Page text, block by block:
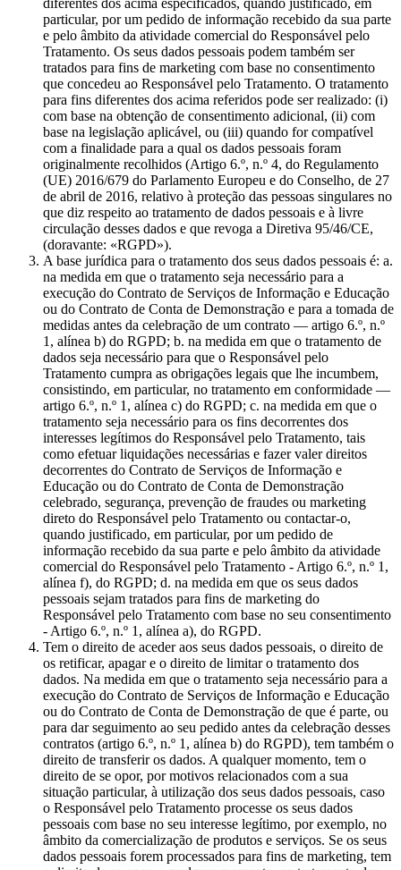
diferentes dos acima especificados, quando justificado, em
particular, por um pedido de informação recebido da sua parte
e pelo âmbito da atividade comercial do Responsável pelo
Tratamento. Os seus dados pessoais podem também ser
tratados para fins de marketing com base no consentimento
que concedeu ao Responsável pelo Tratamento. O tratamento
para fins diferentes dos acima referidos pode ser realizado: (i)
com base na obtenção de consentimento adicional, (ii) com
base na legislação aplicável, ou (iii) quando for compatível
com a finalidade para a qual os dados pessoais foram
originalmente recolhidos (Artigo 6.º, n.º 4, do Regulamento
(UE) 2016/679 do Parlamento Europeu e do Conselho, de 27
de abril de 2016, relativo à proteção das pessoas singulares no
que diz respeito ao tratamento de dados pessoais e à livre
circulação desses dados e que revoga a Diretiva 95/46/CE,
(doravante: «RGPD»).
A base jurídica para o tratamento dos seus dados pessoais é: a.
na medida em que o tratamento seja necessário para a
execução do Contrato de Serviços de Informação e Educação
ou do Contrato de Conta de Demonstração e para a tomada de
medidas antes da celebração de um contrato — artigo 6.º, n.º
1, alínea b) do RGPD; b. na medida em que o tratamento de
dados seja necessário para que o Responsável pelo
Tratamento cumpra as obrigações legais que lhe incumbem,
consistindo, em particular, no tratamento em conformidade —
artigo 6.º, n.º 1, alínea c) do RGPD; c. na medida em que o
tratamento seja necessário para os fins decorrentes dos
interesses legítimos do Responsável pelo Tratamento, tais
como efetuar liquidações necessárias e fazer valer direitos
decorrentes do Contrato de Serviços de Informação e
Educação ou do Contrato de Conta de Demonstração
celebrado, segurança, prevenção de fraudes ou marketing
direto do Responsável pelo Tratamento ou contactar-o,
quando justificado, em particular, por um pedido de
informação recebido da sua parte e pelo âmbito da atividade
comercial do Responsável pelo Tratamento - Artigo 6.º, n.º 1,
alínea f), do RGPD; d. na medida em que os seus dados
pessoais sejam tratados para fins de marketing do
Responsável pelo Tratamento com base no seu consentimento
- Artigo 6.º, n.º 1, alínea a), do RGPD.
Tem o direito de aceder aos seus dados pessoais, o direito de
os retificar, apagar e o direito de limitar o tratamento dos
dados. Na medida em que o tratamento seja necessário para a
execução do Contrato de Serviços de Informação e Educação
ou do Contrato de Conta de Demonstração de que é parte, ou
para dar seguimento ao seu pedido antes da celebração desses
contratos (artigo 6.º, n.º 1, alínea b) do RGPD), tem também o
direito de transferir os dados. A qualquer momento, tem o
direito de se opor, por motivos relacionados com a sua
situação particular, à utilização dos seus dados pessoais, caso
o Responsável pelo Tratamento processe os seus dados
pessoais com base no seu interesse legítimo, por exemplo, no
âmbito da comercialização de produtos e serviços. Se os seus
dados pessoais forem processados para fins de marketing, tem